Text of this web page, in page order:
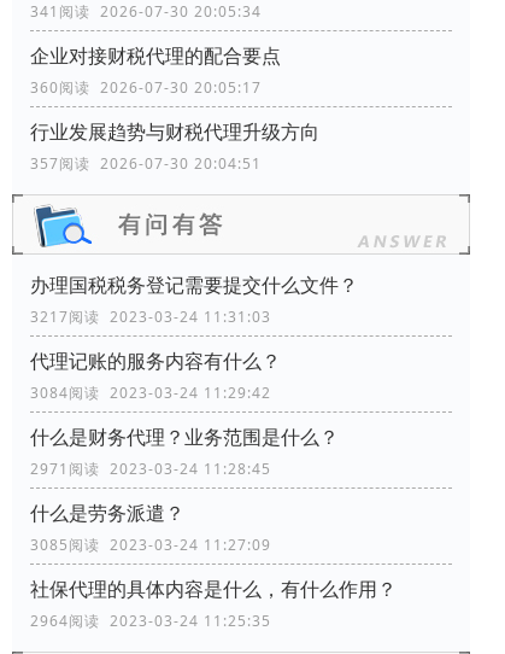
341阅读 2026-07-30 20:05:34
企业对接财税代理的配合要点
360阅读 2026-07-30 20:05:17
行业发展趋势与财税代理升级方向
357阅读 2026-07-30 20:04:51
办理国税税务登记需要提交什么文件？
3217阅读 2023-03-24 11:31:03
代理记账的服务内容有什么？
3084阅读 2023-03-24 11:29:42
什么是财务代理？业务范围是什么？
2971阅读 2023-03-24 11:28:45
什么是劳务派遣？
3085阅读 2023-03-24 11:27:09
社保代理的具体内容是什么，有什么作用？
2964阅读 2023-03-24 11:25:35